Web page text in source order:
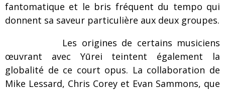
fantomatique et le bris fréquent du tempo qui
donnent sa saveur particulière aux deux groupes.
Les origines de certains musiciens
œuvrant avec Yūrei teintent également la
globalité de ce court opus. La collaboration de
Mike Lessard, Chris Corey et Evan Sammons, que